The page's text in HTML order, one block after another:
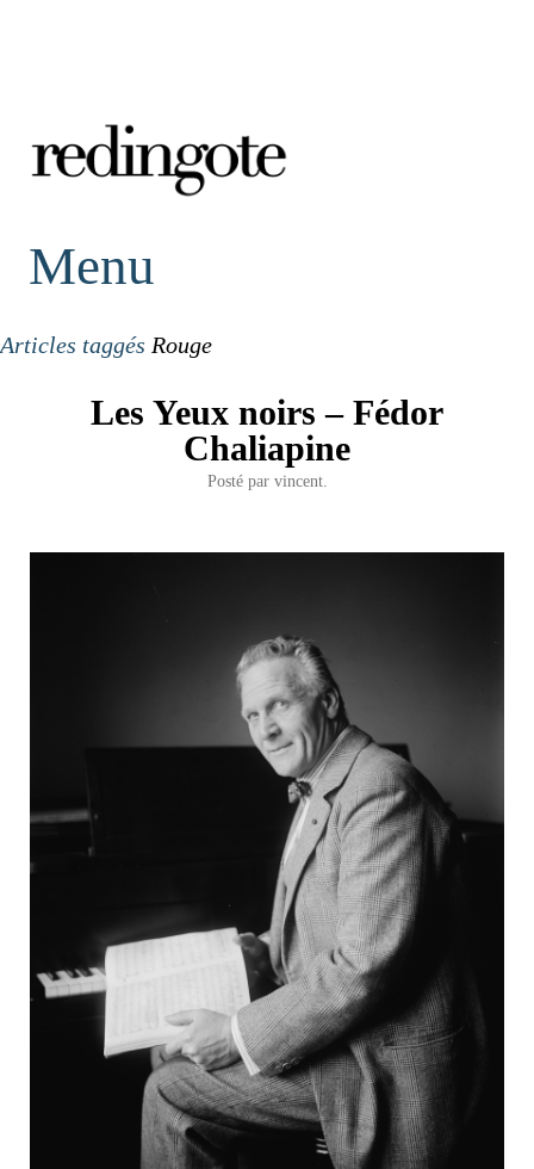
redingote.
Menu
Articles taggés Rouge
Les Yeux noirs – Fédor
Chaliapine
Posté par vincent.